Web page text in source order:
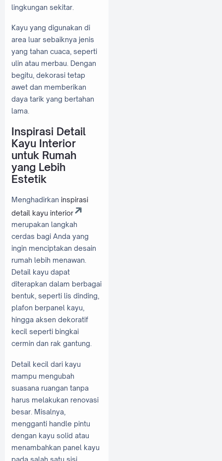
lingkungan sekitar.
Kayu yang digunakan di
area luar sebaiknya jenis
yang tahan cuaca, seperti
ulin atau merbau. Dengan
begitu, dekorasi tetap
awet dan memberikan
daya tarik yang bertahan
lama.
Inspirasi Detail
Kayu Interior
untuk Rumah
yang Lebih
Estetik
Menghadirkan inspirasi
detail kayu interior
merupakan langkah
cerdas bagi Anda yang
ingin menciptakan desain
rumah lebih menawan.
Detail kayu dapat
diterapkan dalam berbagai
bentuk, seperti lis dinding,
plafon berpanel kayu,
hingga aksen dekoratif
kecil seperti bingkai
cermin dan rak gantung.
Detail kecil dari kayu
mampu mengubah
suasana ruangan tanpa
harus melakukan renovasi
besar. Misalnya,
mengganti handle pintu
dengan kayu solid atau
menambahkan panel kayu
pada salah satu sisi